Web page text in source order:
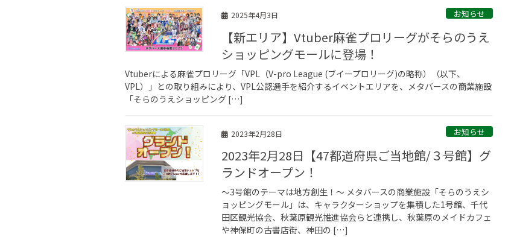
2025年4月3日 お知らせ
【新エリア】Vtuber麻雀プロリーグがそらのうえ
ショッピングモールに登場！
Vtuberによる麻雀プロリーグ「VPL（V-pro League (ブイープロリーグ)の略称）（以下、
VPL）」との取り組みにより、VPL公認選手を紹介するイベントエリアを、メタバースの商業施設
「そらのうえショッピング […]
2023年2月28日 お知らせ
2023年2月28日【47都道府県ご当地館/３号館】グ
ランドオープン！
～3号館のテーマは地方創生！～ メタバースの商業施設「そらのうえシ
ョッピングモール」は、キャラクターショップを集積した1号館、千代
田区観光協会、秋葉原観光推進協会らと連携し、秋葉原のメイドカフェ
や神保町の古書店街、神田の […]